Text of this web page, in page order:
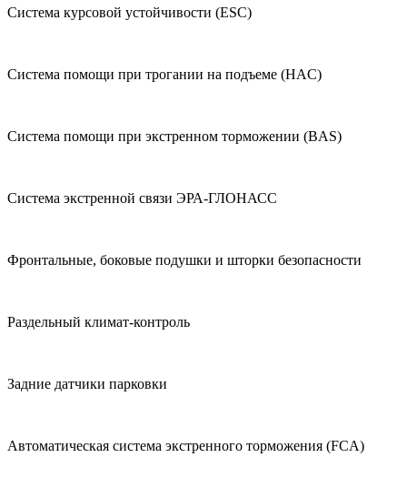
Система курсовой устойчивости (ESC)
Система помощи при трогании на подъеме (HAC)
Система помощи при экстренном торможении (BAS)
Система экстренной связи ЭРА-ГЛОНАСС
Фронтальные, боковые подушки и шторки безопасности
Раздельный климат-контроль
Задние датчики парковки
Автоматическая система экстренного торможения (FCA)